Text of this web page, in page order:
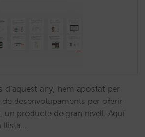
d’aquest any, hem apostat per
desenvolupaments per oferir
un producte de gran nivell. Aquí
llista…